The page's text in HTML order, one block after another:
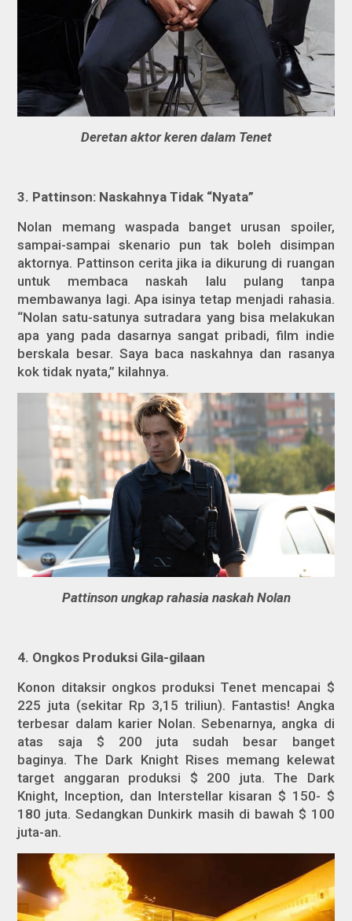
Deretan aktor keren dalam Tenet
3. Pattinson: Naskahnya Tidak “Nyata”
Nolan memang waspada banget urusan spoiler,
sampai-sampai skenario pun tak boleh disimpan
aktornya. Pattinson cerita jika ia dikurung di ruangan
untuk membaca naskah lalu pulang tanpa
membawanya lagi. Apa isinya tetap menjadi rahasia.
“Nolan satu-satunya sutradara yang bisa melakukan
apa yang pada dasarnya sangat pribadi, film indie
berskala besar. Saya baca naskahnya dan rasanya
kok tidak nyata,” kilahnya.
Pattinson ungkap rahasia naskah Nolan
4. Ongkos Produksi Gila-gilaan
Konon ditaksir ongkos produksi Tenet mencapai $
225 juta (sekitar Rp 3,15 triliun). Fantastis! Angka
terbesar dalam karier Nolan. Sebenarnya, angka di
atas saja $ 200 juta sudah besar banget
baginya. The Dark Knight Rises memang kelewat
target anggaran produksi $ 200 juta. The Dark
Knight, Inception, dan Interstellarkisaran $ 150- $
180 juta. Sedangkan Dunkirk masih di bawah $ 100
juta-an.